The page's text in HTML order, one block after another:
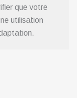
que votre
utilisation